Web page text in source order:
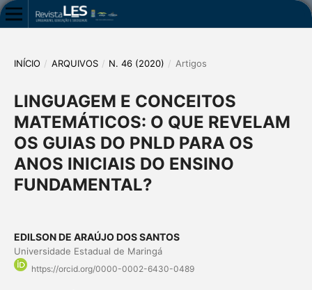
INÍCIO / ARQUIVOS / N. 46 (2020) / Artigos
LINGUAGEM E CONCEITOS
MATEMÁTICOS: O QUE REVELAM
OS GUIAS DO PNLD PARA OS
ANOS INICIAIS DO ENSINO
FUNDAMENTAL?
EDILSON DE ARAÚJO DOS SANTOS
Universidade Estadual de Maringá
https://orcid.org/0000-0002-6430-0489